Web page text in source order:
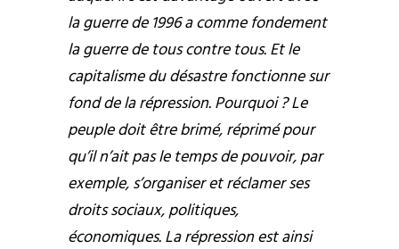
la guerre de 1996 a comme fondement
la guerre de tous contre tous. Et le
capitalisme du désastre fonctionne sur
fond de la répression. Pourquoi ? Le
peuple doit être brimé, réprimé pour
qu’il n’ait pas le temps de pouvoir, par
exemple, s’organiser et réclamer ses
droits sociaux, politiques,
économiques. La répression est ainsi